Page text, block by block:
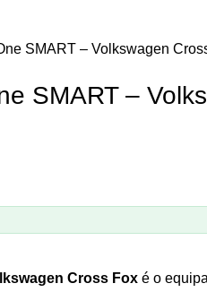
SMART – Volkswagen
SMART –
Cross Fox é o